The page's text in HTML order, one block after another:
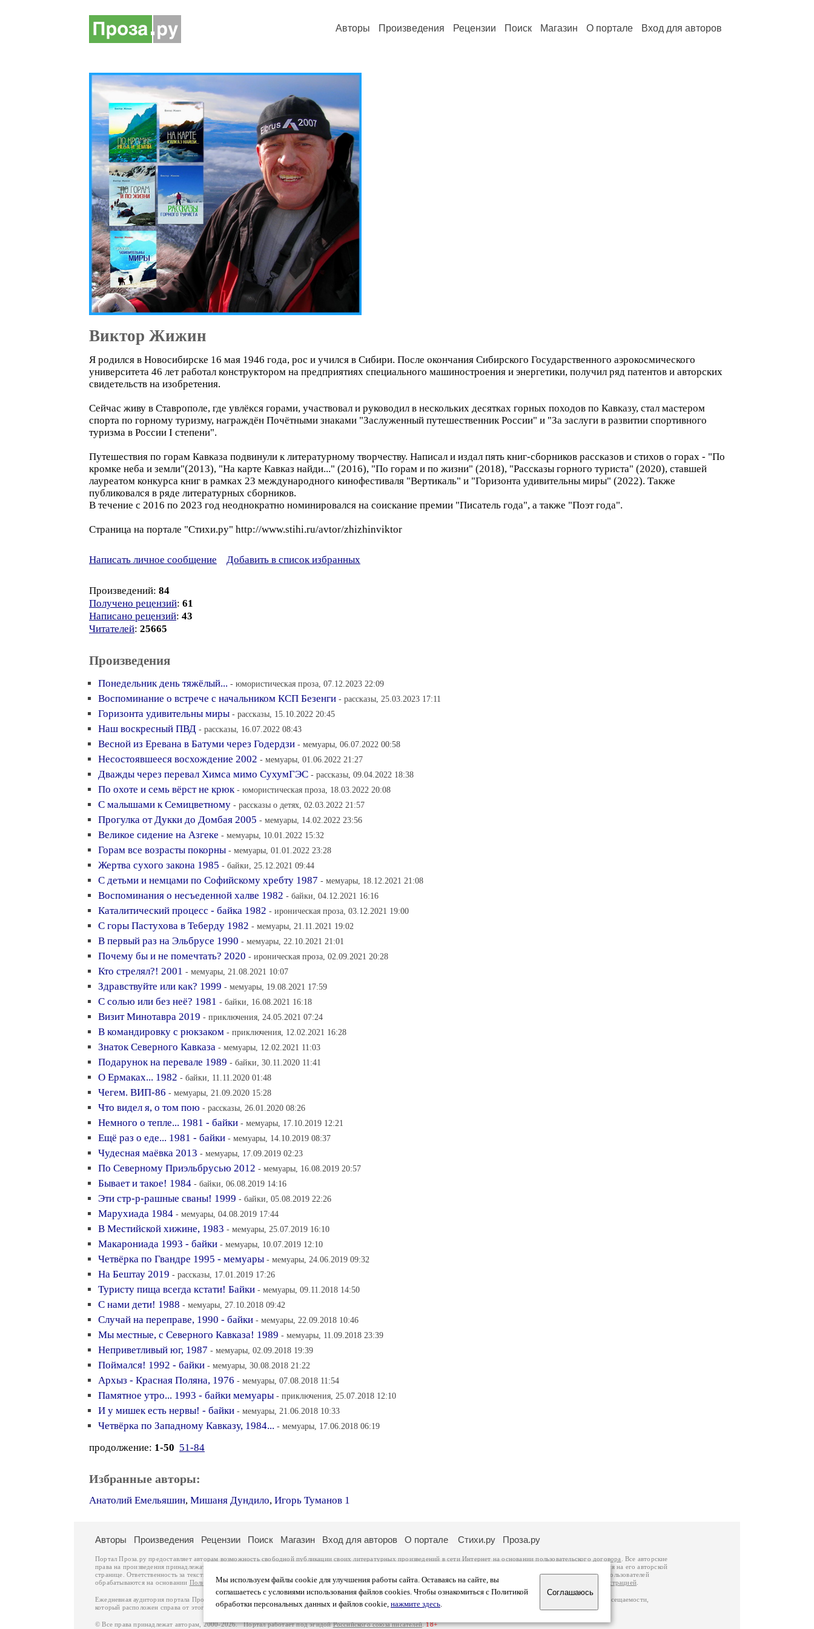
Авторы Произведения Рецензии Поиск Магазин О портале Вход для авторов
Виктор Жижин
Я родился в Новосибирске 16 мая 1946 года, рос и учился в Сибири. После окончания Сибирского Государственного аэрокосмического
университета 46 лет работал конструктором на предприятиях специального машиностроения и энергетики, получил ряд патентов и авторских
свидетельств на изобретения.
Сейчас живу в Ставрополе, где увлёкся горами, участвовал и руководил в нескольких десятках горных походов по Кавказу, стал мастером
спорта по горному туризму, награждён Почётными знаками "Заслуженный путешественник России" и "За заслуги в развитии спортивного
туризма в России I степени".
Путешествия по горам Кавказа подвинули к литературному творчеству. Написал и издал пять книг-сборников рассказов и стихов о горах - "По
кромке неба и земли"(2013), "На карте Кавказ найди..." (2016), "По горам и по жизни" (2018), "Рассказы горного туриста" (2020), ставшей
лауреатом конкурса книг в рамках 23 международного кинофестиваля "Вертикаль" и "Горизонта удивительны миры" (2022). Также
публиковался в ряде литературных сборников.
В течение с 2016 по 2023 год неоднократно номинировался на соискание премии "Писатель года", а также "Поэт года".
Страница на портале "Стихи.ру" http://www.stihi.ru/avtor/zhizhinviktor
Написать личное сообщение Добавить в список избранных
Произведений: 84
Получено рецензий: 61
Написано рецензий: 43
Читателей: 25665
Произведения
Понедельник день тяжёлый... - юмористическая проза, 07.12.2023 22:09
Воспоминание о встрече с начальником КСП Безенги - рассказы, 25.03.2023 17:11
Горизонта удивительны миры - рассказы, 15.10.2022 20:45
Наш воскресный ПВД - рассказы, 16.07.2022 08:43
Весной из Еревана в Батуми через Годердзи - мемуары, 06.07.2022 00:58
Несостоявшееся восхождение 2002 - мемуары, 01.06.2022 21:27
Дважды через перевал Химса мимо СухумГЭС - рассказы, 09.04.2022 18:38
По охоте и семь вёрст не крюк - юмористическая проза, 18.03.2022 20:08
С малышами к Семицветному - рассказы о детях, 02.03.2022 21:57
Прогулка от Дукки до Домбая 2005 - мемуары, 14.02.2022 23:56
Великое сидение на Азгеке - мемуары, 10.01.2022 15:32
Горам все возрасты покорны - мемуары, 01.01.2022 23:28
Жертва сухого закона 1985 - байки, 25.12.2021 09:44
С детьми и немцами по Софийскому хребту 1987 - мемуары, 18.12.2021 21:08
Воспоминания о несъеденной халве 1982 - байки, 04.12.2021 16:16
Каталитический процесс - байка 1982 - ироническая проза, 03.12.2021 19:00
С горы Пастухова в Теберду 1982 - мемуары, 21.11.2021 19:02
В первый раз на Эльбрусе 1990 - мемуары, 22.10.2021 21:01
Почему бы и не помечтать? 2020 - ироническая проза, 02.09.2021 20:28
Кто стрелял?! 2001 - мемуары, 21.08.2021 10:07
Здравствуйте или как? 1999 - мемуары, 19.08.2021 17:59
С солью или без неё? 1981 - байки, 16.08.2021 16:18
Визит Минотавра 2019 - приключения, 24.05.2021 07:24
В командировку с рюкзаком - приключения, 12.02.2021 16:28
Знаток Северного Кавказа - мемуары, 12.02.2021 11:03
Подарунок на перевале 1989 - байки, 30.11.2020 11:41
О Ермаках... 1982 - байки, 11.11.2020 01:48
Чегем. ВИП-86 - мемуары, 21.09.2020 15:28
Что видел я, о том пою - рассказы, 26.01.2020 08:26
Немного о тепле... 1981 - байки - мемуары, 17.10.2019 12:21
Ещё раз о еде... 1981 - байки - мемуары, 14.10.2019 08:37
Чудесная маёвка 2013 - мемуары, 17.09.2019 02:23
По Северному Приэльбрусью 2012 - мемуары, 16.08.2019 20:57
Бывает и такое! 1984 - байки, 06.08.2019 14:16
Эти стр-р-рашные сваны! 1999 - байки, 05.08.2019 22:26
Марухиада 1984 - мемуары, 04.08.2019 17:44
В Местийской хижине, 1983 - мемуары, 25.07.2019 16:10
Макарониада 1993 - байки - мемуары, 10.07.2019 12:10
Четвёрка по Гвандре 1995 - мемуары - мемуары, 24.06.2019 09:32
На Бештау 2019 - рассказы, 17.01.2019 17:26
Туристу пища всегда кстати! Байки - мемуары, 09.11.2018 14:50
С нами дети! 1988 - мемуары, 27.10.2018 09:42
Случай на переправе, 1990 - байки - мемуары, 22.09.2018 10:46
Мы местные, с Северного Кавказа! 1989 - мемуары, 11.09.2018 23:39
Неприветливый юг, 1987 - мемуары, 02.09.2018 19:39
Поймался! 1992 - байки - мемуары, 30.08.2018 21:22
Архыз - Красная Поляна, 1976 - мемуары, 07.08.2018 11:54
Памятное утро... 1993 - байки мемуары - приключения, 25.07.2018 12:10
И у мишек есть нервы! - байки - мемуары, 21.06.2018 10:33
Четвёрка по Западному Кавказу, 1984... - мемуары, 17.06.2018 06:19
продолжение: 1-50 51-84
Избранные авторы:
Анатолий Емельяшин, Мишаня Дундило, Игорь Туманов 1
Мы используем файлы cookie для улучшения работы сайта. Оставаясь на сайте, вы
соглашаетесь с условиями использования файлов cookies. Чтобы ознакомиться с Политикой
обработки персональных данных и файлов cookie, нажмите здесь.
Соглашаюсь
Авторы Произведения Рецензии Поиск Магазин Вход для авторов О портале Стихи.ру Проза.ру
Портал Проза.ру предоставляет авторам возможность свободной публикации своих литературных произведений в сети Интернет на основаниипользовательского договора
. Все авторские
права на произведения принадлежат авторам и охраняются
. Перепечатка произведений возможна только с согласия его автора, к которому вы можете обратиться на его авторской
странице. Ответственность за тексты произведений авторы несут самостоятельно на основании
законодательства Российской Федерации. Данные пользователей
обрабатываются на основании Политики обработки персональных данных. Вы также можете посмотреть более подробнуюинформацию о портале связаться с администрацией
Ежедневная аудитория портала Проза.ру – порядка 100 тысяч посетителей, которые в общей сумме просматривают более полумиллиона страниц по данным счетчика посещаемости,
который расположен справа от этого текста. В каждой графе указано по две цифры: количество просмотров и количество посетителей.
© Все права принадлежат авторам, 2000-2026. Портал работает под эгидойРоссийского союза писателей.18+